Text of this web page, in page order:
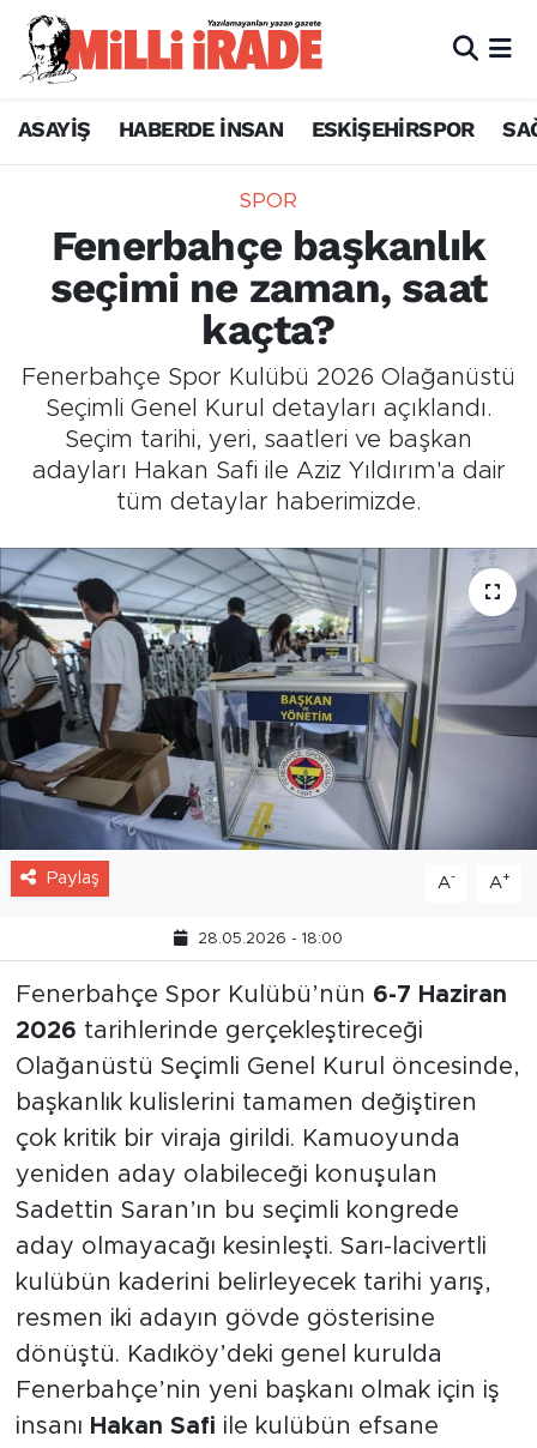
ASAYİŞ HABERDE İNSAN ESKİŞEHİRSPOR
SPOR
Fenerbahçe başkanlık
seçimi ne zaman, saat
kaçta?
Fenerbahçe Spor Kulübü 2026 Olağanüstü
Seçimli Genel Kurul detayları açıklandı.
Seçim tarihi, yeri, saatleri ve başkan
adayları Hakan Safi ile Aziz Yıldırım'a dair
tüm detaylar haberimizde.
Paylaş A- A+
28.05.2026 - 18:00
Fenerbahçe Spor Kulübü’nün 6-7 Haziran
2026 tarihlerinde gerçekleştireceği
Olağanüstü Seçimli Genel Kurul öncesinde,
başkanlık kulislerini tamamen değiştiren
çok kritik bir viraja girildi. Kamuoyunda
yeniden aday olabileceği konuşulan
Sadettin Saran’ın bu seçimli kongrede
aday olmayacağı kesinleşti. Sarı-lacivertli
kulübün kaderini belirleyecek tarihi yarış,
resmen iki adayın gövde gösterisine
dönüştü. Kadıköy’deki genel kurulda
Fenerbahçe’nin yeni başkanı olmak için iş
insanı Hakan Safi ile kulübün efsane